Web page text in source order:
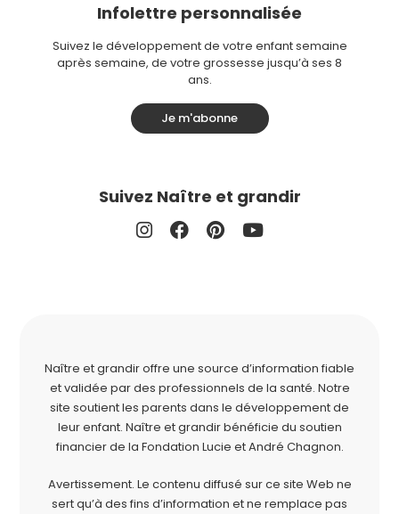
Infolettre personnalisée
Suivez le développement de votre enfant semaine
après semaine, de votre grossesse jusqu’à ses 8
ans.
Je m'abonne
Suivez Naître et grandir
Naître et grandir offre une source d’information fiable
et validée par des professionnels de la santé. Notre
site soutient les parents dans le développement de
leur enfant. Naître et grandir bénéficie du soutien
financier de la Fondation Lucie et André Chagnon.
Avertissement. Le contenu diffusé sur ce site Web ne
sert qu’à des fins d’information et ne remplace pas